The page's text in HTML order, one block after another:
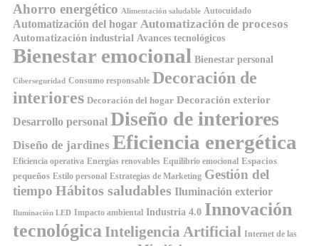
Ahorro energético Alimentación saludable Autocuidado
Automatización del hogar Automatización de procesos
Automatización industrial Avances tecnológicos
Bienestar emocional Bienestar personal
Ciberseguridad Consumo responsable Decoración de
interiores Decoración del hogar Decoración exterior
Desarrollo personal Diseño de interiores
Diseño de jardines Eficiencia energética
Eficiencia operativa Energías renovables Equilibrio emocional Espacios
pequeños Estilo personal Estrategias de Marketing Gestión del
tiempo Hábitos saludables Iluminación exterior
Iluminación LED Impacto ambiental Industria 4.0 Innovación
tecnológica Inteligencia Artificial Internet de las